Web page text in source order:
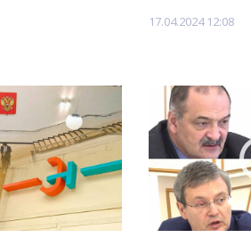
17.04.2024 12:08